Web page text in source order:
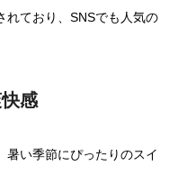
れており、SNSでも人気の
感
暑い季節にぴったりのスイ